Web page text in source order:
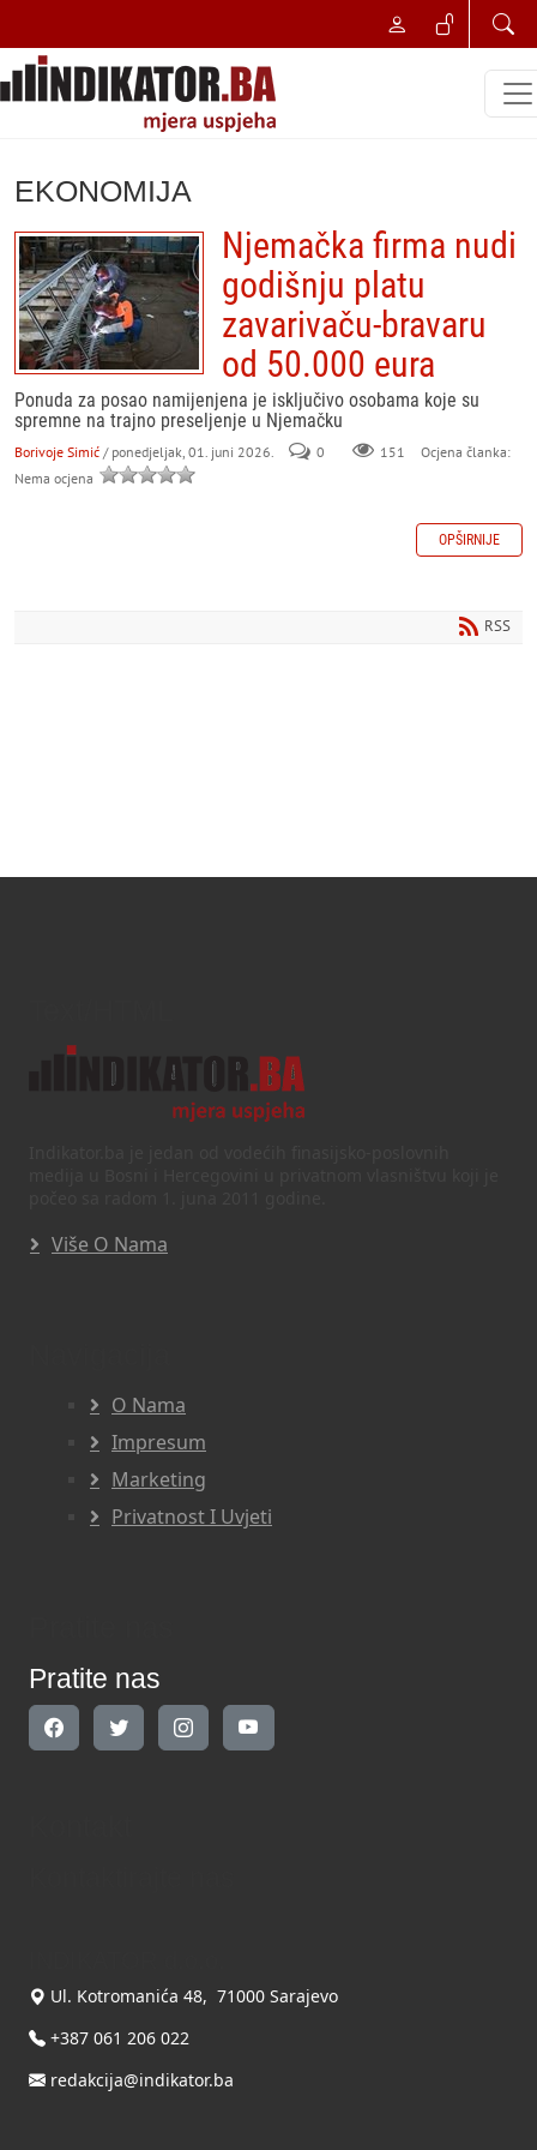
EKONOMIJA
Njemačka firma nudi
godišnju platu
zavarivaču-bravaru
od 50.000 eura
Ponuda za posao namijenjena je isključivo osobama koje su
spremne na trajno preseljenje u Njemačku
Borivoje Simić / ponedjeljak, 01. juni 2026. 0 151
Ocjena članka:
Nema ocjena
OPŠIRNIJE
RSS
Više O Nama
O Nama
Impresum
Marketing
Privatnost I Uvjeti
Pratite nas
Ul. Kotromanića 48, 71000 Sarajevo
+387 061 206 022
redakcija@indikator.ba